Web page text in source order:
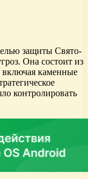
защиты Свято-
Она состоит из
включая каменные
контролировать